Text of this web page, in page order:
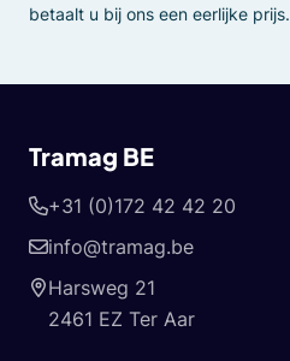
betaalt u bij ons een eerlijke prijs.
Tramag BE
+31 (0)172 42 42 20
info@tramag.be
Harsweg 21
2461 EZ Ter Aar